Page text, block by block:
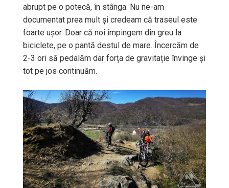
abrupt pe o potecă, în stânga. Nu ne-am
documentat prea mult și credeam că traseul este
foarte ușor. Doar că noi împingem din greu la
biciclete, pe o pantă destul de mare. Încercăm de
2-3 ori să pedalăm dar forța de gravitație învinge și
tot pe jos continuăm.